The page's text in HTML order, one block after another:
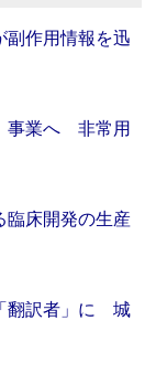
副作用情報を迅
事業へ 非常用
臨床開発の生産
翻訳者」に 城